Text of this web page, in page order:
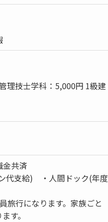
理技士学科：5,000円 1級建
共済
代支給) ・人間ドック(年度
旅行になります。家族ごと
す。